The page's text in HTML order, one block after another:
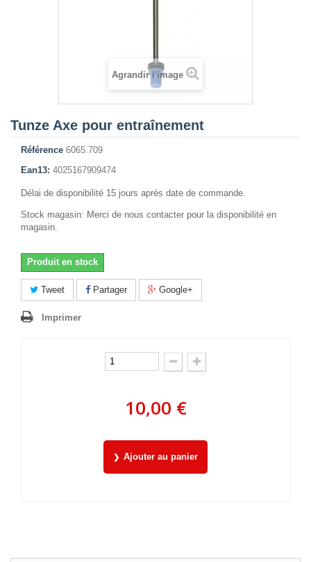
Agrandir l'image
Tunze Axe pour entraînement
Référence 6065.709
Ean13: 4025167909474
Délai de disponibilité 15 jours après date de commande.
Stock magasin: Merci de nous contacter pour la disponibilité en
magasin.
Produit en stock
Tweet Partager Google+
Imprimer
10,00 €
Ajouter au panier